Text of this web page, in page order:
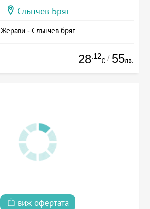
Слънчев Бряг
Жерави - Слънчев бряг
28.12
€ / 55лв.
виж офертата